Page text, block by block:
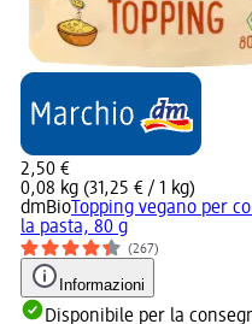
2,50 €
0,08 kg (31,25 € / 1 kg)
dmBio Topping vegano per
la pasta, 80 g
(267)
Informazioni
Disponibile per la